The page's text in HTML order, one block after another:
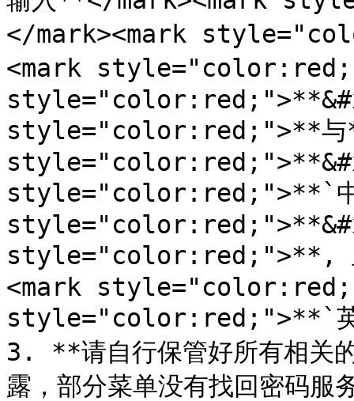
</mark><mark
<mark
style="color:red;">**与
style="color:red;">**`中
style="color:red;">**, 且
<mark
style="color:red;">**`英
3. **请自行保管好所有相关
露，部分菜单没有找回密码服